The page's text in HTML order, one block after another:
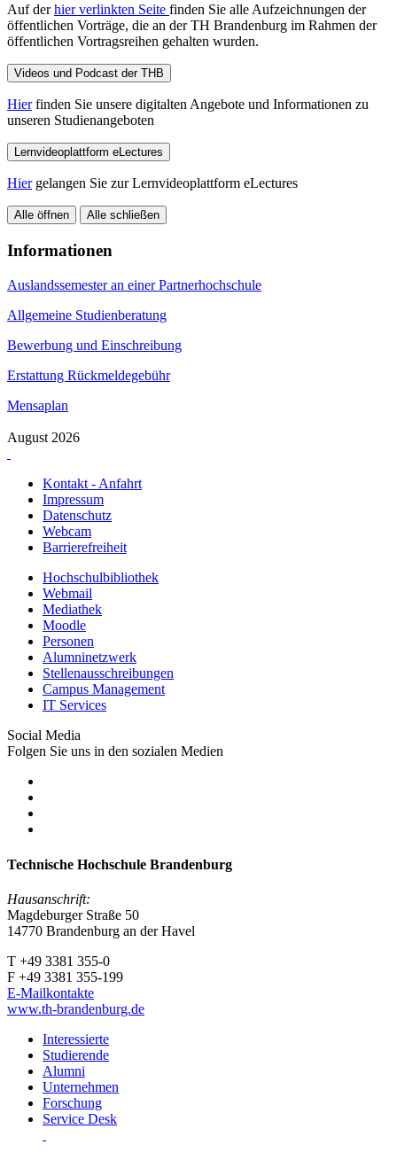
Auf derhier verlinkten Seite finden Sie alle Aufzeichnungen der
öffentlichen Vorträge, die an der TH Brandenburg im Rahmen der
öffentlichen Vortragsreihen gehalten wurden.
Videos und Podcast der THB
Hierfinden Sie unsere digitalten Angebote und Informationen zu
unseren Studienangeboten
Lernvideoplattform eLectures
Hiergelangen Sie zur Lernvideoplattform eLectures
Alle öffnen Alle schließen
Informationen
Auslandssemester an einer Partnerhochschule
Allgemeine Studienberatung
Bewerbung und Einschreibung
Erstattung Rückmeldegebühr
Mensaplan
August 2026
Kontakt - Anfahrt
Impressum
Datenschutz
Webcam
Barrierefreiheit
Hochschulbibliothek
Webmail
Mediathek
Moodle
Personen
Alumninetzwerk
Stellenausschreibungen
Campus Management
IT Services
Social Media
Folgen Sie uns in den sozialen Medien
Technische Hochschule Brandenburg
Hausanschrift:
Magdeburger Straße 50
14770 Brandenburg an der Havel
T +49 3381 355-0
F +49 3381 355-199
E-Mailkontakte
www.th-brandenburg.de
Interessierte
Studierende
Alumni
Unternehmen
Forschung
Service Desk